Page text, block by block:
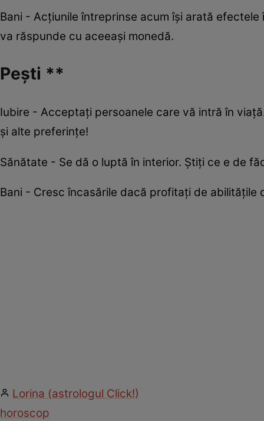
Bani - Acțiunile întreprinse acum își arată
va răspunde cu aceeași monedă.
Pești **
Iubire - Acceptați persoanele care vă intră în
și alte preferințe!
Sănătate - Se dă o luptă în interior. Știți ce e de
Bani - Cresc încasările dacă profitați de
Lorina (astrologul Click!)
horoscop